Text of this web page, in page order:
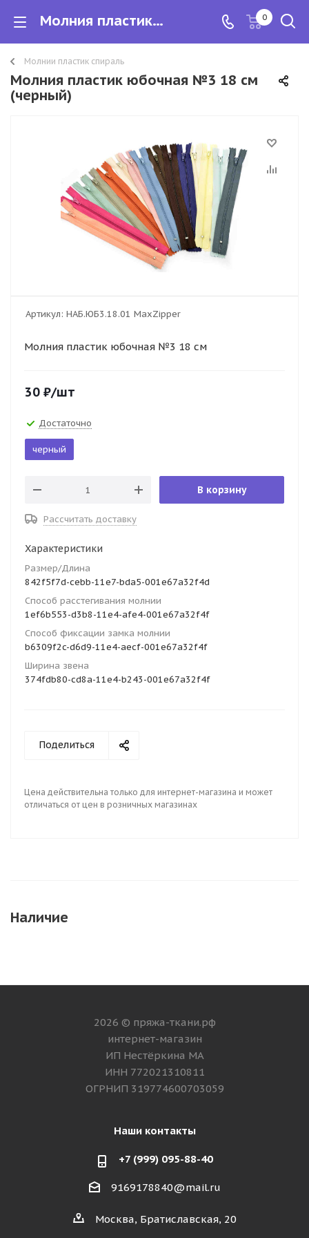
Молния пластик юбочная №3 18 см 0
Молнии пластик спираль
Молния пластик юбочная №3 18 см
(черный)
Артикул: НАБ.ЮБ3.18.01 MaxZipper
Молния пластик юбочная №3 18 см
30 ₽/шт
Достаточно
черный
В корзину
Рассчитать доставку
Характеристики
Размер/Длина
842f5f7d-cebb-11e7-bda5-001e67a32f4d
Способ расстегивания молнии
1ef6b553-d3b8-11e4-afe4-001e67a32f4f
Способ фиксации замка молнии
b6309f2c-d6d9-11e4-aecf-001e67a32f4f
Ширина звена
374fdb80-cd8a-11e4-b243-001e67a32f4f
Поделиться
Цена действительна только для интернет-магазина и может
отличаться от цен в розничных магазинах
Наличие
2026 © пряжа-ткани.рф
интернет-магазин
ИП Нестёркина МА
ИНН 772021310811
ОГРНИП 319774600703059
Наши контакты
+7 (999) 095-88-40
9169178840@mail.ru
Москва, Братиславская, 20